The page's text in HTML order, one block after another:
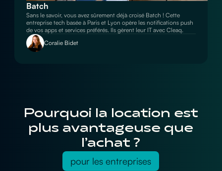
Batch
Sans le savoir, vous avez sûrement déjà croisé Batch ! Cette
entreprise tech basée à Paris et Lyon opère les notifications push
de vos apps et services préférés. Ils gèrent leur IT avec Cleaq.
Coralie Bidet
Pourquoi la location est
plus avantageuse que
l’achat ?
pour les entreprises